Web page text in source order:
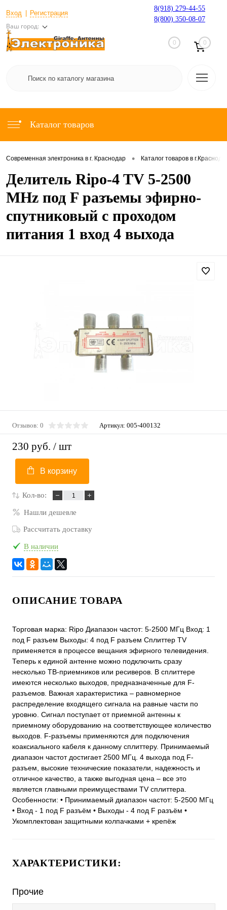
Вход Регистрация
Ваш город:
8(918) 279-44-55
8(800) 350-08-07
0 0
Каталог товаров
Современная электроника в г. Краснодар • Каталог товаров в
Делитель Ripo-4 TV 5-2500
MHz под F разъемы эфирно-
спутниковый с проходом
питания 1 вход 4 выхода
Отзывов: 0 Артикул: 005-400132
230 руб. / шт
В корзину
Кол-во:
Нашли дешевле
Рассчитать доставку
В наличии
ОПИСАНИЕ ТОВАРА
Торговая марка: Ripo Диапазон частот: 5-2500 МГц Вход: 1
под F разъем Выходы: 4 под F разъем Сплиттер TV
применяется в процессе вещания эфирного телевидения.
Теперь к единой антенне можно подключить сразу
несколько ТВ-приемников или ресиверов. В сплиттере
имеются несколько выходов, предназначенные для F-
разъемов. Важная характеристика – равномерное
распределение входящего сигнала на равные части по
уровню. Сигнал поступает от приемной антенны к
приемному оборудованию на соответствующее количество
выходов. F-разъемы применяются для подключения
коаксиального кабеля к данному сплиттеру. Принимаемый
диапазон частот достигает 2500 МГц. 4 выхода под F-
разъем, высокие технические показатели, надежность и
отличное качество, а также выгодная цена – все это
является главными преимуществами TV сплиттера.
Особенности: • Принимаемый диапазон частот: 5-2500 МГц
• Вход - 1 под F разъём • Выходы - 4 под F разъём •
Укомплектован защитными колпачками + крепёж
ХАРАКТЕРИСТИКИ:
Прочие